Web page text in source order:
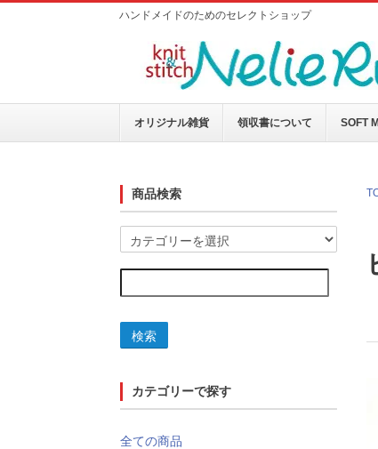
ハンドメイドのためのセレクトショップ
オリジナル雑貨 領収書について SOFT
商品検索
検索
カテゴリーで探す
全ての商品